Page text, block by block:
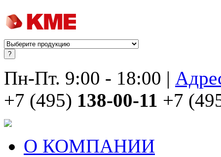
Пн-Пт. 9:00 - 18:00 |
+7 (495) 138-00-11 +7
О КОМПАНИИ